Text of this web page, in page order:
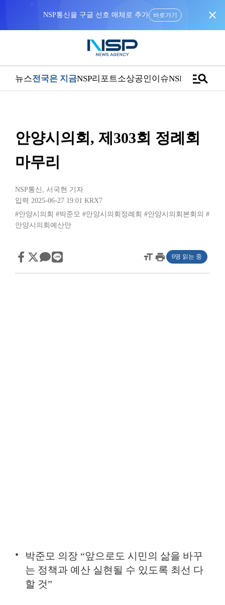
NSP통신을 구글 선호 매체로 추가 바로가기 close
뉴스전국은 지금NSP리포트소상공인이슈NSPTVmanage_search
안양시의회, 제303회 정례회
마무리
NSP통신 , 서국현 기자
입력 2025-06-27 19:01 KRX7
#안양시의회 #박준모 #안양시의회정례회 #안양시의회본회의 #
안양시의회예산안
format_sizeprint 0명 읽는 중
박준모 의장 “앞으로도 시민의 삶을 바꾸
는 정책과 예산 실현될 수 있도록 최선 다
할 것”